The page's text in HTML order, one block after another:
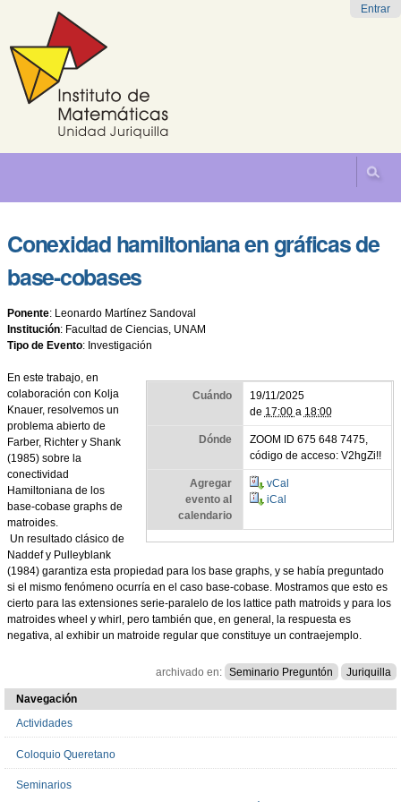
Saltar
navegación
Entrar
Conexidad hamiltoniana en gráficas de
base-cobases
Ponente: Leonardo Martínez Sandoval
Institución: Facultad de Ciencias, UNAM
Tipo de Evento: Investigación
Cuándo
19/11/2025
de 17:00 a 18:00
Dónde
ZOOM ID 675 648 7475,
código de acceso: V2hgZi!!
Agregar
evento al
calendario
vCal
iCal
En este trabajo, en
colaboración con Kolja
Knauer, resolvemos un
problema abierto de
Farber, Richter y Shank
(1985) sobre la
conectividad
Hamiltoniana de los
base-cobase graphs de
matroides.
Un resultado clásico de
Naddef y Pulleyblank
(1984) garantiza esta propiedad para los base graphs, y se había preguntado
si el mismo fenómeno ocurría en el caso base-cobase. Mostramos que esto es
cierto para las extensiones serie-paralelo de los lattice path matroids y para los
matroides wheel y whirl, pero también que, en general, la respuesta es
negativa, al exhibir un matroide regular que constituye un contraejemplo.
archivado en: Seminario Preguntón Juriquilla
Navegación
Actividades
Coloquio Queretano
Seminarios